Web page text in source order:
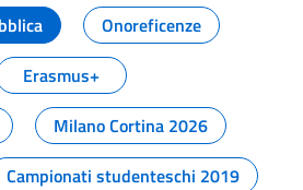
Onoreficenze
Erasmus+
Milano Cortina 2026
Campionati studenteschi 2019